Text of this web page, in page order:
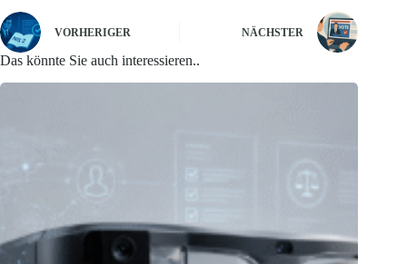
VORHERIGER NÄCHSTER
Das könnte Sie auch interessieren..